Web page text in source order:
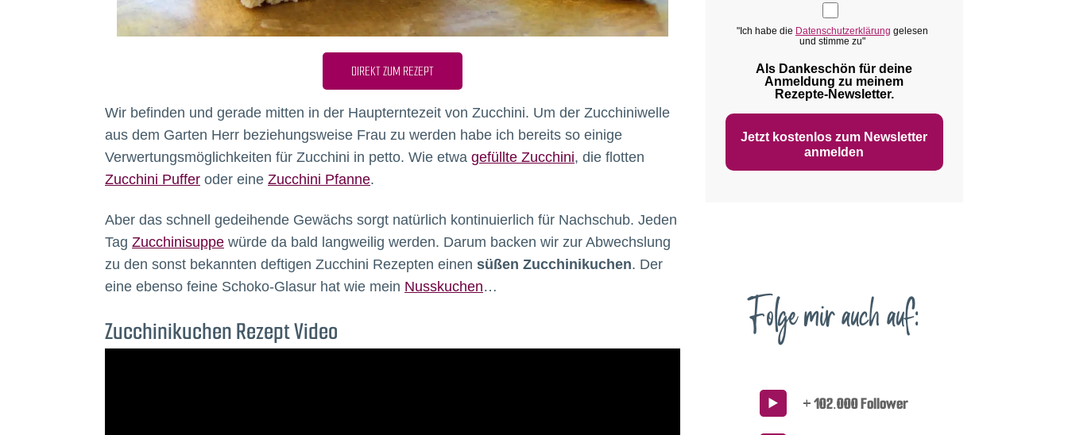
DIREKT ZUM REZEPT
Wir befinden und gerade mitten in der Haupterntezeit von Zucchini. Um der Zucchiniwelle
aus dem Garten Herr beziehungsweise Frau zu werden habe ich bereits so einige
Verwertungsmöglichkeiten für Zucchini in petto. Wie etwa gefüllte Zucchini, die flotten
Zucchini Puffer oder eine Zucchini Pfanne.
Aber das schnell gedeihende Gewächs sorgt natürlich kontinuierlich für Nachschub. Jeden
Tag Zucchinisuppe würde da bald langweilig werden. Darum backen wir zur Abwechslung
zu den sonst bekannten deftigen Zucchini Rezepten einen süßen Zucchinikuchen. Der
eine ebenso feine Schoko-Glasur hat wie mein Nusskuchen…
Zucchinikuchen Rezept Video
"Ich habe die Datenschutzerklärung gelesen
und stimme zu"
Als Dankeschön für deine
Anmeldung zu meinem
Rezepte‑Newsletter.
Jetzt kostenlos zum Newsletter
anmelden
Folge mir auch auf:
+ 102.000 Follower